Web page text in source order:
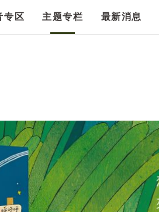
专区 主题专栏 最新消息